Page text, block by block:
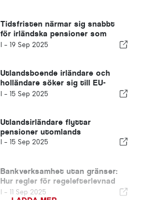
Tidsfristen närmar sig snabbt
för irländska pensioner som
riskerar att hamna i en
I - 19 Sep 2025
Utlandsboende irländare och
holländare söker sig till EU-
pensioner för större frihet
I - 15 Sep 2025
Utlandsirländare flyttar
pensioner utomlands
I - 15 Sep 2025
Bankverksamhet utan gränser:
Hur regler för regelefterlevnad
påverkar utlandsstationerade
I - 11 Sep 2025